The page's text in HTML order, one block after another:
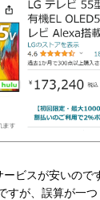
ビスが安いので
すが、誤算が一つ